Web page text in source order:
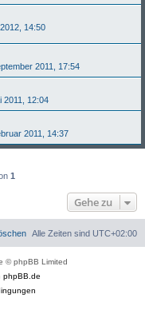
14:50
2011, 17:54
2011, 12:04
2011, 14:37
1
Gehe zu
Alle Zeiten sind UTC+02:00
© phpBB Limited
phpBB.de